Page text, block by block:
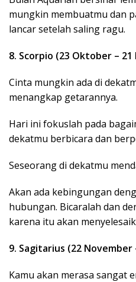
mungkin membuatmu dan
lancar setelah saling ragu.
8. Scorpio (23 Oktober –
Cinta mungkin ada di
menangkap getarannya.
Hari ini fokuslah pada
dekatmu berbicara dan
Seseorang di dekatmu
Akan ada kebingungan
hubungan. Bicaralah dan
karena itu akan
9. Sagitarius (22 November
Kamu akan merasa sangat